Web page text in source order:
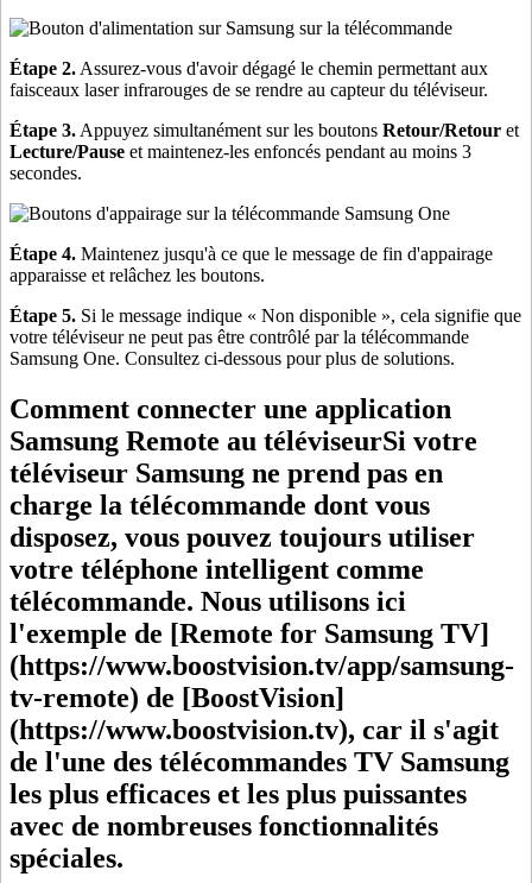
Étape 2.Assurez-vous d'avoir dégagé le chemin permettant aux
faisceaux laser infrarouges de se rendre au capteur du téléviseur.
Étape 3.Appuyez simultanément sur les boutons Retour/Retour et
Lecture/Pause et maintenez-les enfoncés pendant au moins 3
secondes.
Étape 4. Maintenez jusqu'à ce que le message de fin d'appairage
apparaisse et relâchez les boutons.
Étape 5. Si le message indique « Non disponible », cela signifie que
votre téléviseur ne peut pas être contrôlé par la télécommande
Samsung One. Consultez ci-dessous pour plus de solutions.
Comment connecter une application
Samsung Remote au téléviseurSi votre
téléviseur Samsung ne prend pas en
charge la télécommande dont vous
disposez, vous pouvez toujours utiliser
votre téléphone intelligent comme
télécommande. Nous utilisons ici
l'exemple de [Remote for Samsung TV]
(https://www.boostvision.tv/app/samsung-
tv-remote) de [BoostVision]
(https://www.boostvision.tv), car il s'agit
de l'une des télécommandes TV Samsung
les plus efficaces et les plus puissantes
avec de nombreuses fonctionnalités
spéciales.